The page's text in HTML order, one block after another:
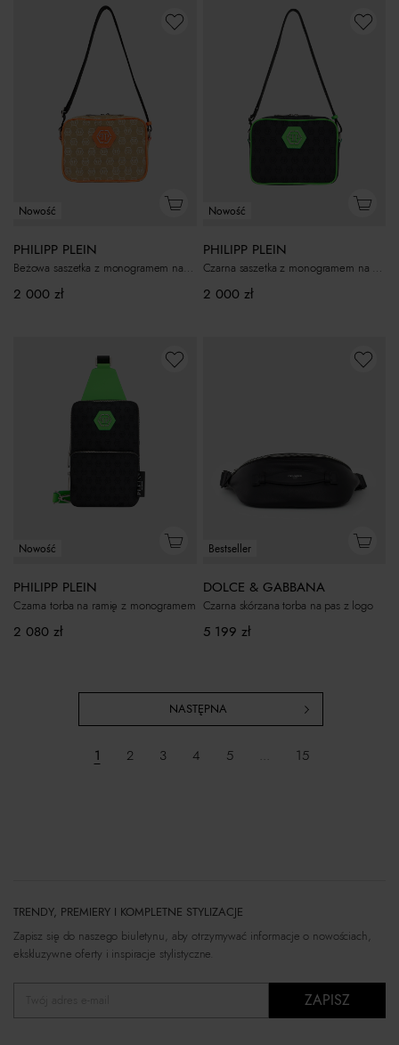
Nowość
PHILIPP PLEIN
Beżowa saszetka z monogramem na pasek
2 000 zł
Nowość
PHILIPP PLEIN
Czarna saszetka z monogramem na pasek
2 000 zł
Nowość
PHILIPP PLEIN
Czarna torba na ramię z monogramem
2 080 zł
Bestseller
DOLCE & GABBANA
Czarna skórzana torba na pas z logo
5 199 zł
1 2 3 4 5 ... 15
NASTĘPNA
TRENDY, PREMIERY I KOMPLETNE STYLIZACJE
Zapisz się do naszego biuletynu, aby otrzymywać informacje o nowościach,
ekskluzywne oferty i inspiracje stylistyczne.
ZAPISZ